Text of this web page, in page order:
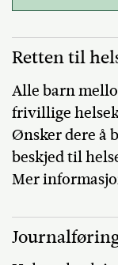
Retten til
Alle barn
frivillige
Ønsker dere å
beskjed til
Mer